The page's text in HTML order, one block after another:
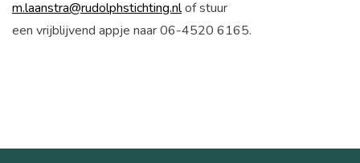
m.laanstra@rudolphstichting.nlof stuur
een vrijblijvend appje naar 06-4520 6165.